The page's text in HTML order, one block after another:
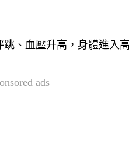
、血壓升高，身體進入
ads